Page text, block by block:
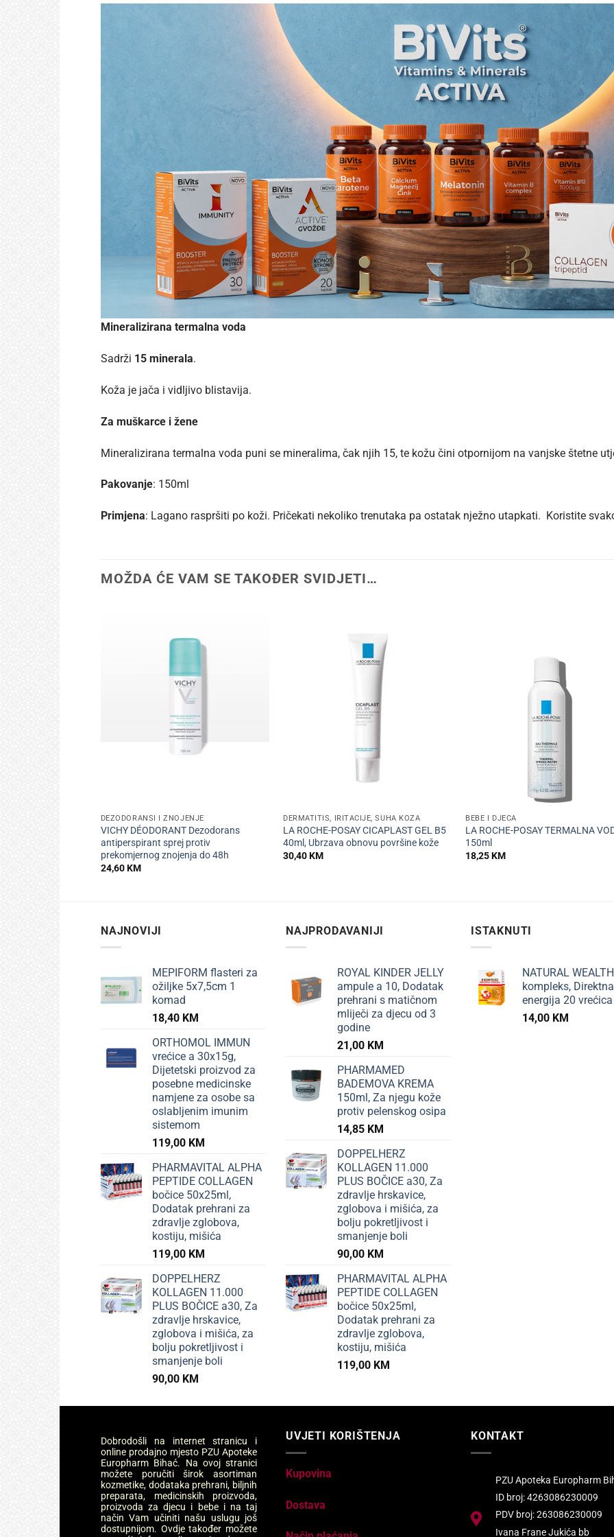
Mineralizirana termalna voda
Sadrži 15 minerala.
Koža je jača i vidljivo blistavija.
Za muškarce i žene
Mineralizirana termalna voda puni se mineralima, čak njih 15, te kožu čini otpornijom na vanjske štetne
Pakovanje: 150ml
Primjena: Lagano raspršiti po koži. Pričekati nekoliko trenutaka pa ostatak nježno utapkati. Koristite
MOŽDA ĆE VAM SE TAKOĐER SVIDJETI…
DEZODORANSI I ZNOJENJE
VICHY DÉODORANT Dezodorans
antiperspirant sprej protiv
prekomjernog znojenja do 48h
24,60KM
DERMATITIS, IRITACIJE, SUHA KOŽA
LA ROCHE-POSAY CICAPLAST GEL B5
40ml, Ubrzava obnovu površine kože
30,40KM
BEBE I DJECA
LA ROCHE-POSAY TERMALNA
150ml
18,25KM
NAJNOVIJI
MEPIFORM flasteri za
ožiljke 5x7,5cm 1
komad
18,40 KM
ORTHOMOL IMMUN
vrećice a 30x15g,
Dijetetski proizvod za
posebne medicinske
namjene za osobe sa
oslabljenim imunim
sistemom
119,00 KM
PHARMAVITAL ALPHA
PEPTIDE COLLAGEN
bočice 50x25ml,
Dodatak prehrani za
zdravlje zglobova,
kostiju, mišića
119,00 KM
DOPPELHERZ
KOLLAGEN 11.000
PLUS BOČICE a30, Za
zdravlje hrskavice,
zglobova i mišića, za
bolju pokretljivost i
smanjenje boli
90,00 KM
NAJPRODAVANIJI
ROYAL KINDER JELLY
ampule a 10, Dodatak
prehrani s matičnom
mliječi za djecu od 3
godine
21,00 KM
PHARMAMED
BADEMOVA KREMA
150ml, Za njegu kože
protiv pelenskog osipa
14,85 KM
DOPPELHERZ
KOLLAGEN 11.000
PLUS BOČICE a30, Za
zdravlje hrskavice,
zglobova i mišića, za
bolju pokretljivost i
smanjenje boli
90,00 KM
PHARMAVITAL ALPHA
PEPTIDE COLLAGEN
bočice 50x25ml,
Dodatak prehrani za
zdravlje zglobova,
kostiju, mišića
119,00 KM
ISTAKNUTI
NATURAL
kompleks, Direktna
energija 20 vrećica
14,00 KM
Dobrodošli na internet stranicu i
online prodajno mjesto PZU Apoteke
Europharm Bihać. Na ovoj stranici
možete poručiti širok asortiman
kozmetike, dodataka prehrani, biljnih
preparata, medicinskih proizvoda,
proizvoda za djecu i bebe i na taj
način Vam učiniti našu uslugu još
dostupnijom. Ovdje također možete
UVJETI KORIŠTENJA
Kupovina
Dostava
KONTAKT
PZU Apoteka Europharm
ID broj: 4263086230009
PDV broj: 263086230009
Ivana Frane Jukića bb